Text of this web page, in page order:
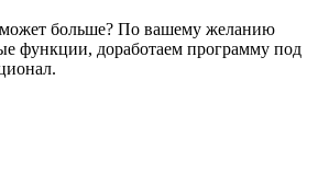
может больше? По вашему желанию
функции, доработаем программу под